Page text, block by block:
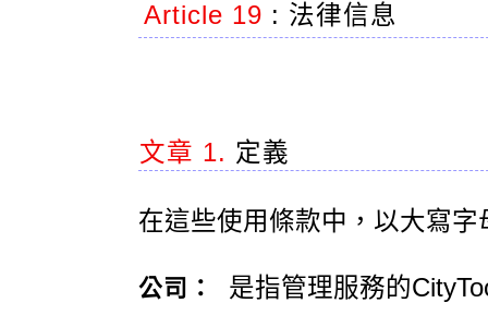
Article 19 : 法律信息
文章 1. 定義
在這些使用條款中，以大寫
公司： 是指管理服務的